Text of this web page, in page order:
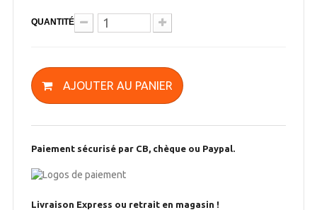
QUANTITÉ
AJOUTER AU PANIER
Paiement sécurisé par CB, chèque ou Paypal.
Livraison Express ou retrait en magasin !